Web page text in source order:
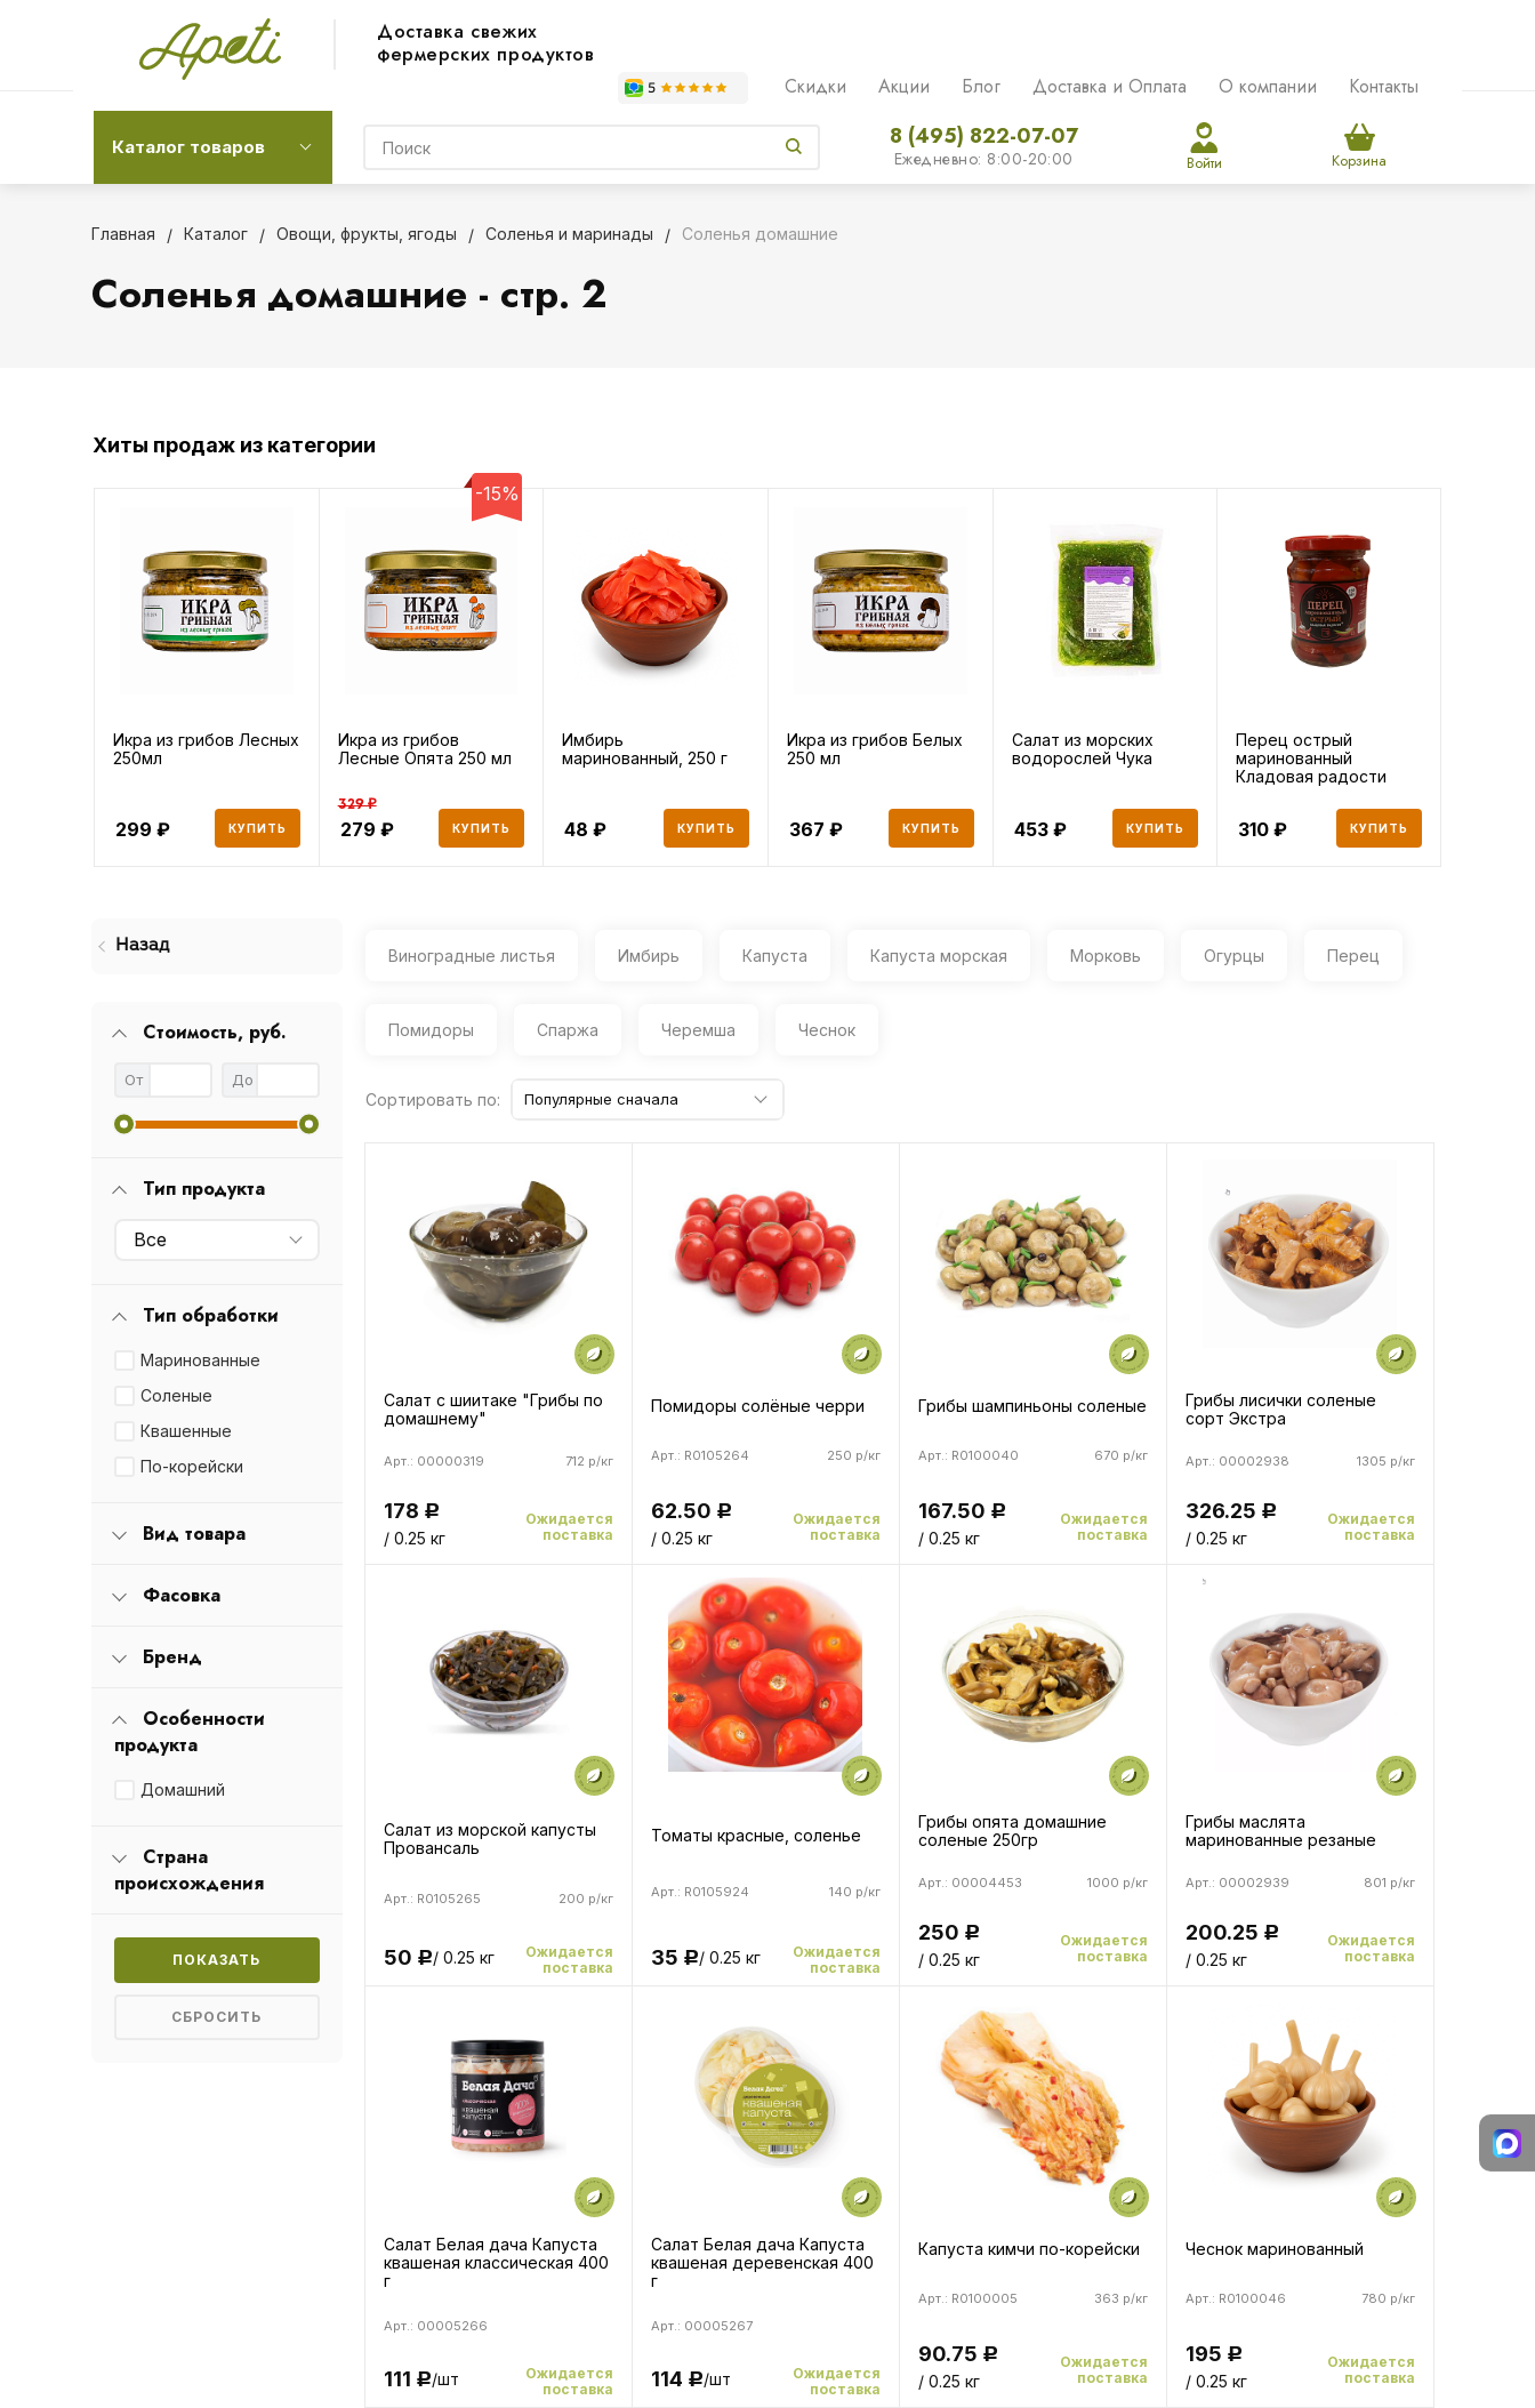
Доставка свежих
фермерских продуктов
Скидки Акции Блог Доставка и Оплата О компании Контакты
Каталог товаров 8 (495) 822-07-07
Ежедневно: 8:00-20:00 Войти Корзина
Главная Каталог Овощи, фрукты, ягоды Соленья и маринады Соленья домашние
Соленья домашние - стр. 2
Хиты продаж из категории
Икра из грибов Лесных
250мл
299 КУПИТЬ
-15%
Икра из грибов
Лесные Опята 250 мл
329 ₽
279 КУПИТЬ
Имбирь
маринованный, 250 г
48 КУПИТЬ
Икра из грибов Белых
250 мл
367 КУПИТЬ
Салат из морских
водорослей Чука
453 КУПИТЬ
Перец острый
маринованный
Кладовая радости
310 КУПИТЬ
Назад
Стоимость, руб.
От До
Тип продукта
Все
Тип обработки
Маринованные
Соленые
Квашенные
По-корейски
Вид товара
Фасовка
Бренд
Особенности
продукта
Домашний
Страна
происхождения
Виноградные листья Имбирь Капуста Капуста морская Морковь Огурцы Перец
Помидоры Спаржа Черемша Чеснок
Сортировать по: Популярные сначала
Салат с шиитаке "Грибы по
домашнему"
712 р/кг
Арт.: 00000319
178 Р
/ 0.25 кг
Ожидается
поставка
Помидоры солёные черри
250 р/кг
Арт.: R0105264
62.50 Р
/ 0.25 кг
Ожидается
поставка
Грибы шампиньоны соленые
670 р/кг
Арт.: R0100040
167.50 Р
/ 0.25 кг
Ожидается
поставка
Грибы лисички соленые
сорт Экстра
1305 р/кг
Арт.: 00002938
326.25 Р
/ 0.25 кг
Ожидается
поставка
Салат из морской капусты
Провансаль
200 р/кг
Арт.: R0105265
50 Р/ 0.25 кг
Ожидается
поставка
Томаты красные, соленье
140 р/кг
Арт.: R0105924
35 Р/ 0.25 кг
Ожидается
поставка
Грибы опята домашние
соленые 250гр
1000 р/кг
Арт.: 00004453
250 Р
/ 0.25 кг
Ожидается
поставка
Грибы маслята
маринованные резаные
801 р/кг
Арт.: 00002939
200.25 Р
/ 0.25 кг
Ожидается
поставка
Салат Белая дача Капуста
квашеная классическая 400
г
Арт.: 00005266
111 Р/шт
Ожидается
поставка
Салат Белая дача Капуста
квашеная деревенская 400
г
Арт.: 00005267
114 Р/шт
Ожидается
поставка
Капуста кимчи по-корейски
363 р/кг
Арт.: R0100005
90.75 Р
/ 0.25 кг
Ожидается
поставка
Чеснок маринованный
780 р/кг
Арт.: R0100046
195 Р
/ 0.25 кг
Ожидается
поставка